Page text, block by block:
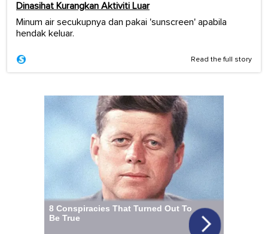
Dinasihat Kurangkan Aktiviti Luar
Minum air secukupnya dan pakai 'sunscreen' apabila
hendak keluar.
Read the full story